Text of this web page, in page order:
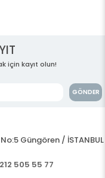
için kayıt olun!
GÖNDER
Güngören / İSTANBUL
505 55 77